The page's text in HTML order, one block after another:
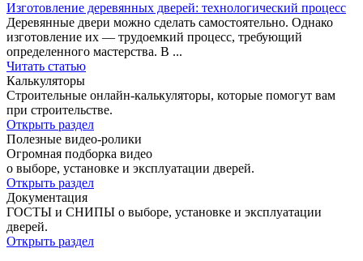
Изготовление деревянных дверей: технологический процесс
Деревянные двери можно сделать самостоятельно. Однако
изготовление их — трудоемкий процесс, требующий
определенного мастерства. В ...
Читать статью
Калькуляторы
Строительные онлайн-калькуляторы, которые помогут вам
при строительстве.
Открыть раздел
Полезные видео-ролики
Огромная подборка видео
о выборе, установке и эксплуатации дверей.
Открыть раздел
Документация
ГОСТЫ и СНИПЫ о выборе, установке и эксплуатации
дверей.
Открыть раздел